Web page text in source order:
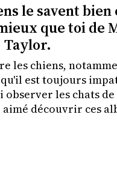
le savent bien
que toi de
Taylor.
les chiens,
est toujours
observer les chats
découvrir ces